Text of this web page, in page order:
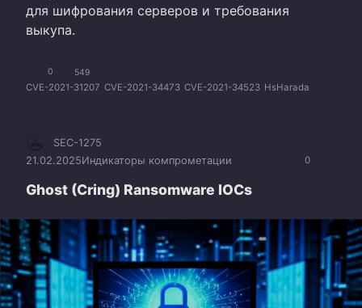
для шифрования серверов и требования
выкупа.
0 549
CVE-2021-31207 CVE-2021-34473 CVE-2021-34523 HsHarada
0
SEC-1275
21.02.2025Индикаторы компрометации
Ghost (Cring) Ransomware IOCs